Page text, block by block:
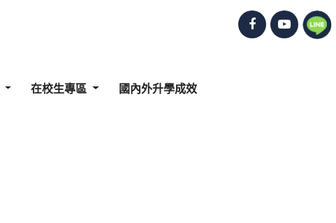
在校生專區 國內外升學成效